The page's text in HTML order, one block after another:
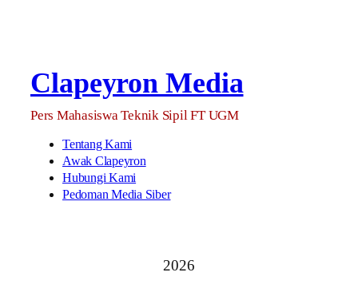
Clapeyron Media
Pers Mahasiswa Teknik Sipil FT UGM
Tentang Kami
Awak Clapeyron
Hubungi Kami
Pedoman Media Siber
2026